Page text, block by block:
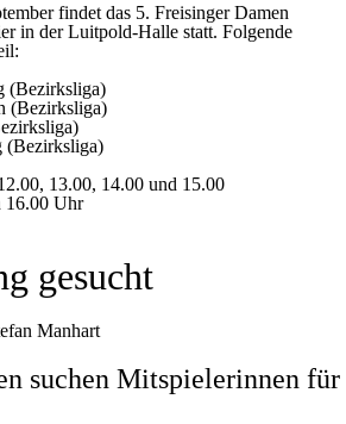
findet das 5. Freisinger Damen
in der Luitpold-Halle statt. Folgende
(Bezirksliga)
(Bezirksliga)
(Bezirksliga)
13.00, 14.00 und 15.00
16.00 Uhr
gesucht
Manhart
suchen Mitspielerinnen für